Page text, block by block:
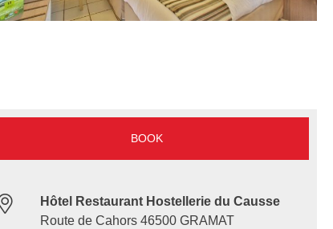
BOOK
Hôtel Restaurant Hostellerie du Causse
Route de Cahors 46500 GRAMAT